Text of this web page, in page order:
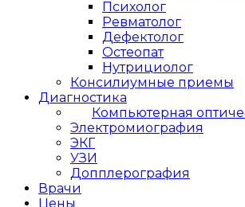
Психолог
Ревматолог
Дефектолог
Остеопат
Нутрициолог
Консилиумные приемы
Диагностика
Компьютерная
Электромиография
ЭКГ
УЗИ
Допплерография
Врачи
Цены